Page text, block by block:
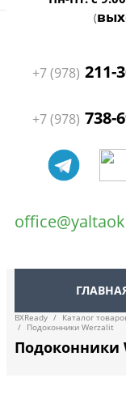
(
+7 (978) 211-
+7 (978) 738-
BXReady / Каталог
/
Подоконники Werzalit
Подоконники